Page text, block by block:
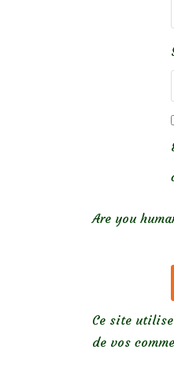
Are you
Ce site
de vos